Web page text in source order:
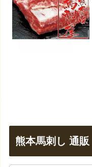
熊本馬刺し 通販